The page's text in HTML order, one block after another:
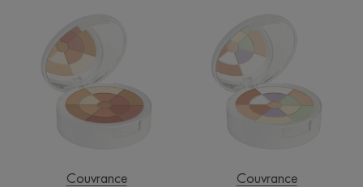
Couvrance
Couvrance